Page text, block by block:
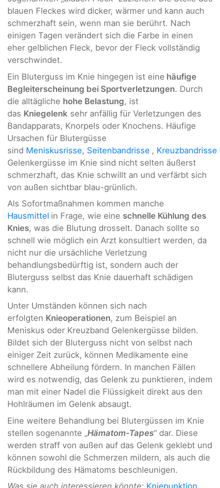
blauen Fleckes wird dicker, wärmer und kann auch
schmerzhaft sein, wenn man sie berührt. Nach
einigen Tagen verändert sich die Farbe in einen
eher gelblichen Fleck, bevor der Fleck vollständig
verschwindet.
Ein Bluterguss im Knie hingegen ist eine häufige
Begleiterscheinung bei Sportverletzungen. Durch
die alltägliche hohe Belastung, ist
das Kniegelenk sehr anfällig für Verletzungen des
Bandapparats, Knorpels oder Knochens. Häufige
Ursachen für Blutergüsse
sind Meniskusrisse, Seitenbandrisse , Kreuzbandrisse
Gelenkergüsse im Knie sind nicht selten äußerst
schmerzhaft, das Knie schwillt an und verfärbt sich
von außen sichtbar blau-grünlich.
Als Sofortmaßnahmen kommen manche
Hausmittel in Frage, wie eine schnelle Kühlung des
Knies, was die Blutung drosselt. Danach sollte so
schnell wie möglich ein Arzt konsultiert werden, da
nicht nur die ursächliche Verletzung
behandlungsbedürftig ist, sondern auch der
Bluterguss selbst das Knie dauerhaft schädigen
kann.
Unter Umständen können sich nach
erfolgten Knieoperationen, zum Beispiel an
Meniskus oder Kreuzband Gelenkergüsse bilden.
Bildet sich der Bluterguss nicht von selbst nach
einiger Zeit zurück, können Medikamente eine
schnellere Abheilung fördern. In manchen Fällen
wird es notwendig, das Gelenk zu punktieren, indem
man mit einer Nadel die Flüssigkeit direkt aus den
Hohlräumen im Gelenk absaugt.
Eine weitere Behandlung bei Blutergüssen im Knie
stellen sogenannte „Hämatom-Tapes“ dar. Diese
werden straff von außen auf das Gelenk geklebt und
können sowohl die Schmerzen mildern, als auch die
Rückbildung des Hämatoms beschleunigen.